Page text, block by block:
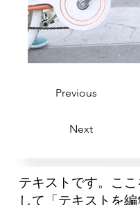
Previous
Next
テキストです。こ
して「テキストを